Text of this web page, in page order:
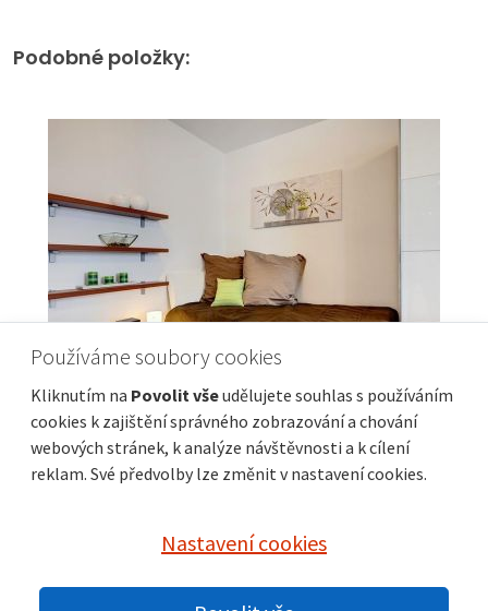
Používáme soubory cookies
Kliknutím na Povolit všeudělujete souhlas s používáním
cookies k zajištění správného zobrazování a chování
webových stránek, k analýze návštěvnosti a k cílení
reklam. Své předvolby lze změnit v nastavení cookies.
Nastavení cookies
Podobné položky:
Pronájem bytu 1+kk bez realitky